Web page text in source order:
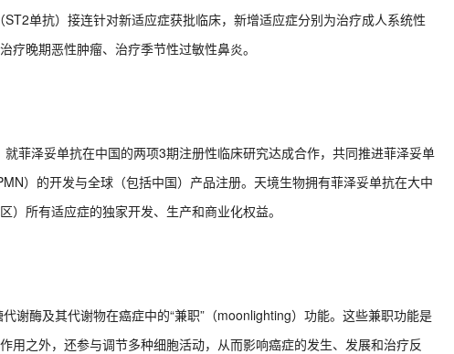
单抗）接连针对新适应症获批临床，新增适应症分别为治疗成人系统性
晚期恶性肿瘤、治疗季节性过敏性鼻炎。
菲泽妥单抗在中国的两项3期注册性临床研究达成合作，共同推进菲泽妥单
）的开发与全球（包括中国）产品注册。天境生物拥有菲泽妥单抗在大中
所有适应症的独家开发、生产和商业化权益。
谢酶及其代谢物在癌症中的“兼职”（moonlighting）功能。这些兼职功能是
用之外，还参与调节多种细胞活动，从而影响癌症的发生、发展和治疗反